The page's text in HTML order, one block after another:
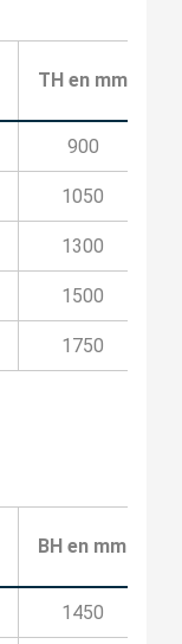
TH en mm
900
1050
1300
1500
1750
BH en mm
1450